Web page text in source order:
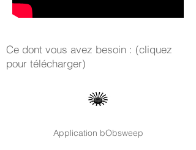
Ce dont vous avez besoin : (cliquez
pour télécharger)
Application bObsweep